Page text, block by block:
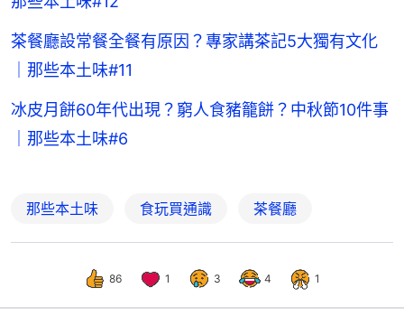
茶餐廳設常餐全餐有原因？專家講茶記5大獨有文化
｜那些本土味#11
冰皮月餅60年代出現？窮人食豬籠餅？中秋節10件事
｜那些本土味#6
那些本土味 食玩買通識 茶餐廳
86 1 3 4 1